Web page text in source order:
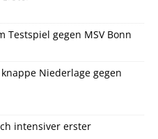
Testspiel gegen MSV Bonn
knappe Niederlage gegen
intensiver erster